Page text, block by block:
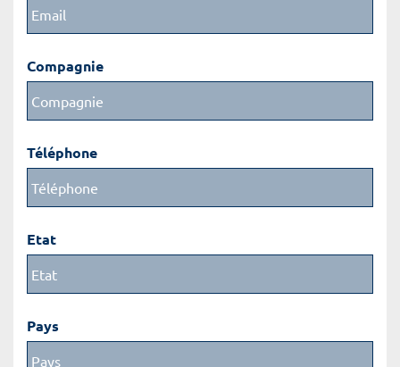
Compagnie
Téléphone
Etat
Pays